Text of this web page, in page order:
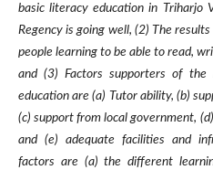
basic literacy education in Triharjo
Regency is going well, (2) The
people learning to be able to read,
and (3) Factors supporters of the
education are (a) Tutor ability, (b)
(c) support from local government,
and (e) adequate facilities and
factors are (a) the different